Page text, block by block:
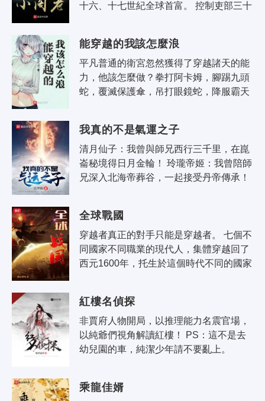
十六、十七世紀全球首富。 控制吏部三十
能穿越的我該怎麼浪
平凡普通的衛宮忽然獲得了穿越諸天的能
力，他該怎麼做？拳打阿卡姆，腳踢九頭
蛇，覆滅保護傘，吊打眼鏡蛇，降服霸天
我真的不是氣運之子
清月仙子：我曾與師兄西行三千里，在崑
崙秘境得日月金輪！ 玲瓏帝姬：我曾陪師
兄深入北海帝葬谷，一起接受丹帝傳承！
全球戰國
穿越者真正的對手只能是穿越者。 七個不
同國家不同職業的現代人，集體穿越回了
西元1600年，托生於這個時代不同的國家
紅樓名偵探
非賈府人物開局，以推理能力名震官場，
以純爺們視角解讀紅樓！ PS：這不是去
幼兒園的車，純潔少年請不要亂上。
乘龍佳婿